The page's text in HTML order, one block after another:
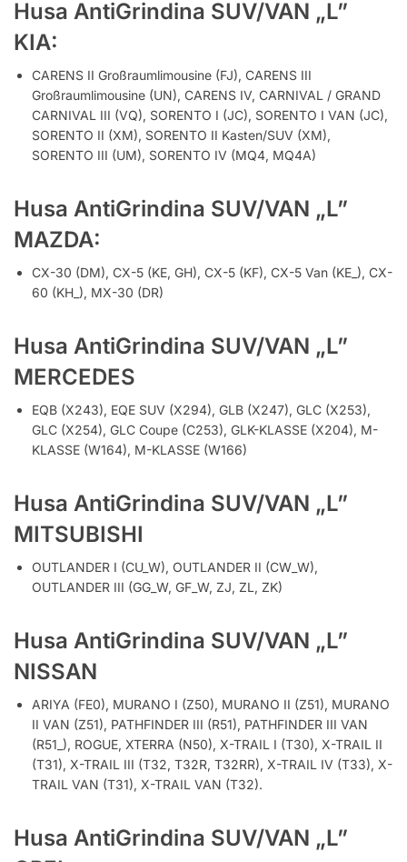
Husa AntiGrindina SUV/VAN „L”
KIA:
CARENS II Großraumlimousine (FJ), CARENS III
Großraumlimousine (UN), CARENS IV, CARNIVAL / GRAND
CARNIVAL III (VQ), SORENTO I (JC), SORENTO I VAN (JC),
SORENTO II (XM), SORENTO II Kasten/SUV (XM),
SORENTO III (UM), SORENTO IV (MQ4, MQ4A)
Husa AntiGrindina SUV/VAN „L”
MAZDA:
CX-30 (DM), CX-5 (KE, GH), CX-5 (KF), CX-5 Van (KE_), CX-
60 (KH_), MX-30 (DR)
Husa AntiGrindina SUV/VAN „L”
MERCEDES
EQB (X243), EQE SUV (X294), GLB (X247), GLC (X253),
GLC (X254), GLC Coupe (C253), GLK-KLASSE (X204), M-
KLASSE (W164), M-KLASSE (W166)
Husa AntiGrindina SUV/VAN „L”
MITSUBISHI
OUTLANDER I (CU_W), OUTLANDER II (CW_W),
OUTLANDER III (GG_W, GF_W, ZJ, ZL, ZK)
Husa AntiGrindina SUV/VAN „L”
NISSAN
ARIYA (FE0), MURANO I (Z50), MURANO II (Z51), MURANO
II VAN (Z51), PATHFINDER III (R51), PATHFINDER III VAN
(R51_), ROGUE, XTERRA (N50), X-TRAIL I (T30), X-TRAIL II
(T31), X-TRAIL III (T32, T32R, T32RR), X-TRAIL IV (T33), X-
TRAIL VAN (T31), X-TRAIL VAN (T32).
Husa AntiGrindina SUV/VAN „L”